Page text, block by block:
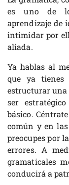
es uno de
aprendizaje de
intimidar por
aliada.
Ya hablas al
que ya
estructurar una
ser
básico.
común y en
preocupes por
errores. A
gramaticales
conducirá a